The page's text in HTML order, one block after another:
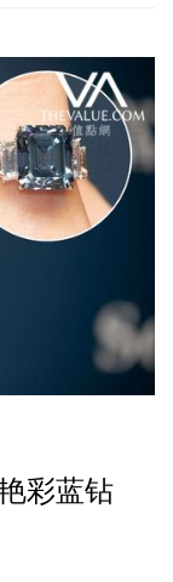
彩蓝钻